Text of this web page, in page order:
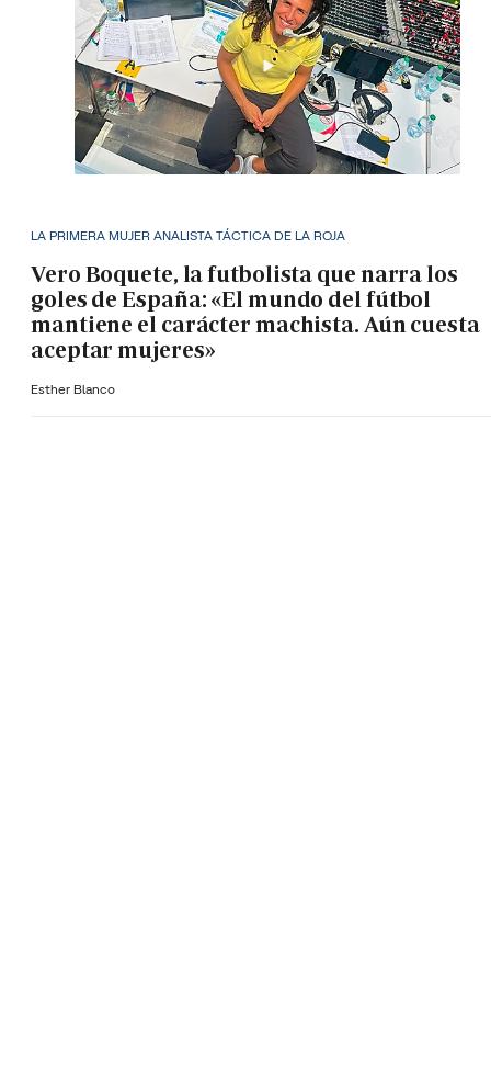
LA PRIMERA MUJER ANALISTA TÁCTICA DE LA ROJA
Vero Boquete, la futbolista que narra los
goles de España: «El mundo del fútbol
mantiene el carácter machista. Aún cuesta
aceptar mujeres»
Esther Blanco